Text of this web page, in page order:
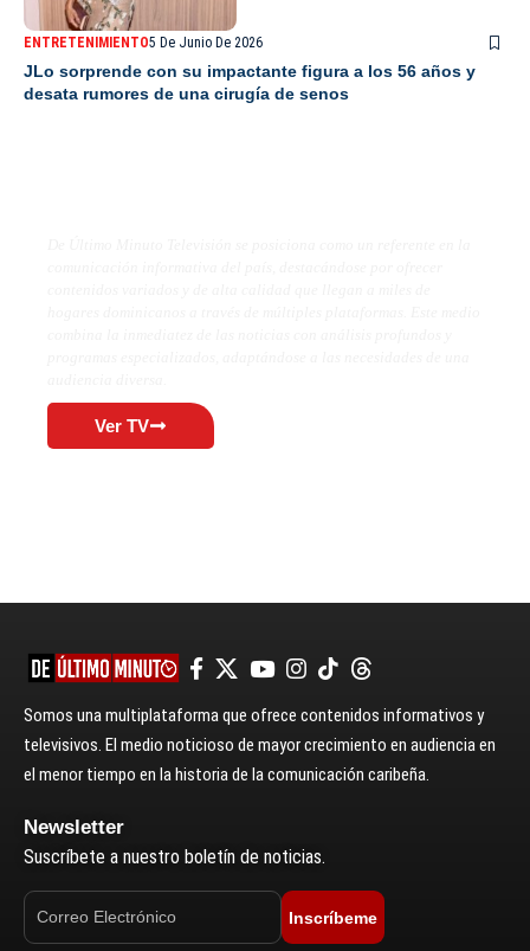
ENTRETENIMIENTO5 De Junio De 2026
JLo sorprende con su impactante figura a los 56 años y
desata rumores de una cirugía de senos
Ver TV
Somos una multiplataforma que ofrece contenidos informativos y
televisivos. El medio noticioso de mayor crecimiento en audiencia en
el menor tiempo en la historia de la comunicación caribeña.
Newsletter
Suscríbete a nuestro boletín de noticias.
Inscríbeme